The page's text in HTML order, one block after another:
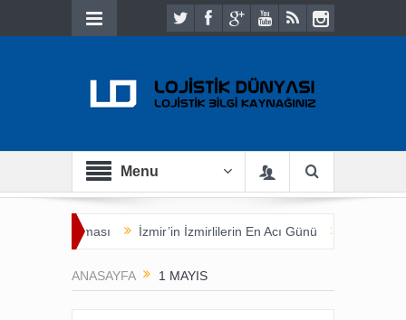
Menu
Buluşması İzmir’in İzmirlilerin En Acı Günü
ANASAYFA 1 MAYIS